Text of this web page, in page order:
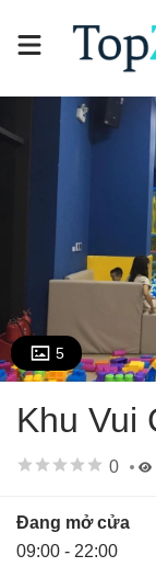
5
Khu Vui
0
Đang mở cửa
09:00 - 22:00